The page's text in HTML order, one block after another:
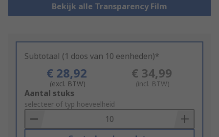
Bekijk alle Transparency Film
Subtotaal (1 doos van 10 eenheden)*
€ 28,92
(excl. BTW)
€ 34,99
(incl. BTW)
Add
to
Basket
Aantal stuks
selecteer of typ hoeveelheid